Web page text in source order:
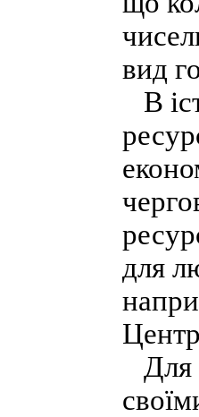
вид
В
для
Для